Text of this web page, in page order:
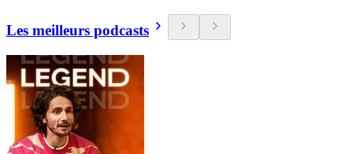
Les meilleurs podcasts